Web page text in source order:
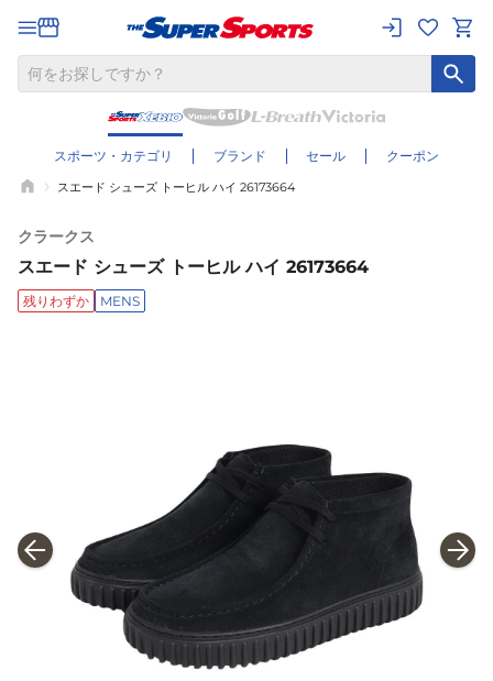
スポーツ・カテゴリ ブランド セール クーポン
スエード シューズ トーヒル ハイ 26173664
クラークス
スエード シューズ トーヒル ハイ 26173664
残りわずか MENS